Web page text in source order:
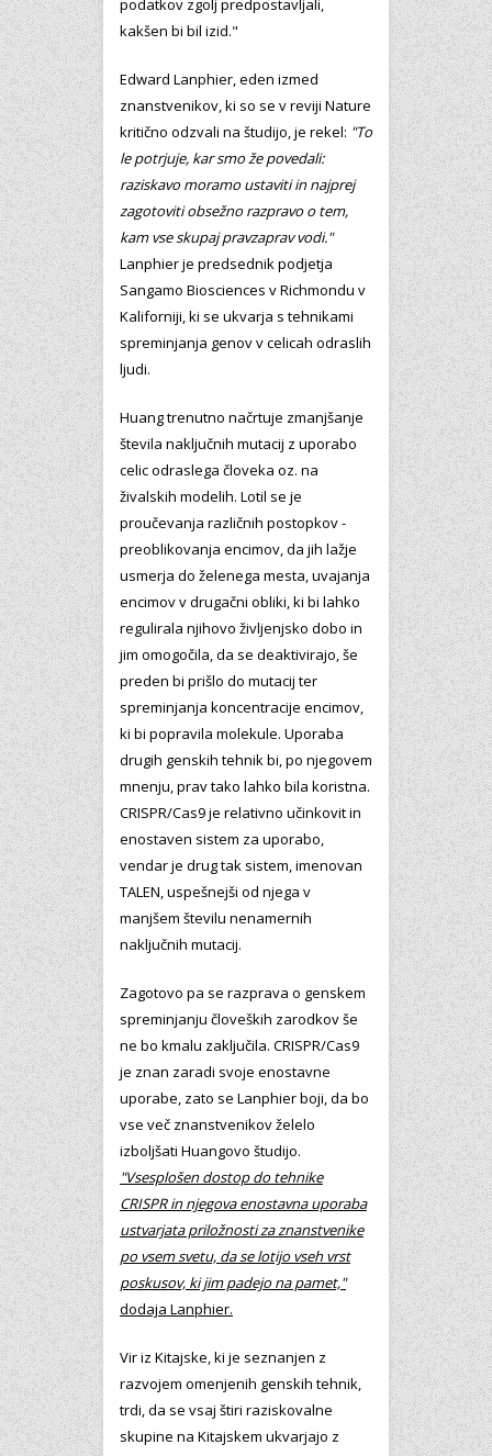
kakšen bi bil izid."
Edward Lanphier, eden izmed
znanstvenikov, ki so se v reviji Nature
kritično odzvali na študijo, je rekel: "To
le potrjuje, kar smo že povedali:
raziskavo moramo ustaviti in najprej
zagotoviti obsežno razpravo o tem,
kam vse skupaj pravzaprav vodi."
Lanphier je predsednik podjetja
Sangamo Biosciences v Richmondu v
Kaliforniji, ki se ukvarja s tehnikami
spreminjanja genov v celicah odraslih
ljudi.
Huang trenutno načrtuje zmanjšanje
števila naključnih mutacij z uporabo
celic odraslega človeka oz. na
živalskih modelih. Lotil se je
proučevanja različnih postopkov -
preoblikovanja encimov, da jih lažje
usmerja do želenega mesta, uvajanja
encimov v drugačni obliki, ki bi lahko
regulirala njihovo življenjsko dobo in
jim omogočila, da se deaktivirajo, še
preden bi prišlo do mutacij ter
spreminjanja koncentracije encimov,
ki bi popravila molekule. Uporaba
drugih genskih tehnik bi, po njegovem
mnenju, prav tako lahko bila koristna.
CRISPR/Cas9 je relativno učinkovit in
enostaven sistem za uporabo,
vendar je drug tak sistem, imenovan
TALEN, uspešnejši od njega v
manjšem številu nenamernih
naključnih mutacij.
Zagotovo pa se razprava o genskem
spreminjanju človeških zarodkov še
ne bo kmalu zaključila. CRISPR/Cas9
je znan zaradi svoje enostavne
uporabe, zato se Lanphier boji, da bo
vse več znanstvenikov želelo
izboljšati Huangovo študijo.
"Vsesplošen dostop do tehnike
CRISPR in njegova enostavna uporaba
ustvarjata priložnosti za znanstvenike
po vsem svetu, da se lotijo vseh vrst
poskusov, ki jim padejo na pamet,"
dodaja Lanphier.
Vir iz Kitajske, ki je seznanjen z
razvojem omenjenih genskih tehnik,
trdi, da se vsaj štiri raziskovalne
skupine na Kitajskem ukvarjajo z